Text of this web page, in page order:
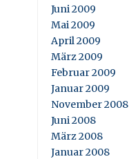
Juni 2009
Mai 2009
April 2009
März 2009
Februar 2009
Januar 2009
November 2008
Juni 2008
März 2008
Januar 2008